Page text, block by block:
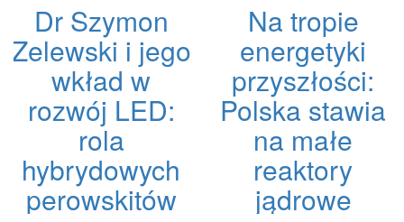
Dr Szymon
Zelewski i jego
wkład w
rozwój LED:
rola
hybrydowych
perowskitów
Na tropie
energetyki
przyszłości:
Polska stawia
na małe
reaktory
jądrowe